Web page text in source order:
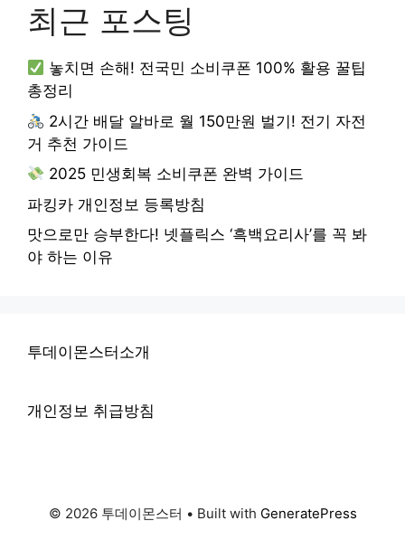
최근 포스팅
놓치면 손해! 전국민 소비쿠폰 100% 활용 꿀팁
총정리
2시간 배달 알바로 월 150만원 벌기! 전기 자전
거 추천 가이드
2025 민생회복 소비쿠폰 완벽 가이드
파킹카 개인정보 등록방침
맛으로만 승부한다! 넷플릭스 ‘흑백요리사’를 꼭 봐
야 하는 이유
투데이몬스터소개
개인정보 취급방침
© 2026 투데이몬스터 • Built with GeneratePress